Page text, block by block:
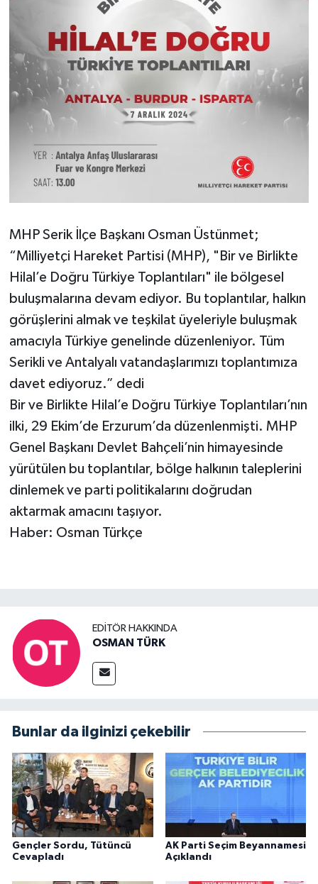
MHP Serik İlçe Başkanı Osman Üstünmet;
“Milliyetçi Hareket Partisi (MHP), "Bir ve Birlikte
Hilal’e Doğru Türkiye Toplantıları" ile bölgesel
buluşmalarına devam ediyor. Bu toplantılar, halkın
görüşlerini almak ve teşkilat üyeleriyle buluşmak
amacıyla Türkiye genelinde düzenleniyor. Tüm
Serikli ve Antalyalı vatandaşlarımızı toplantımıza
davet ediyoruz.” dedi
Bir ve Birlikte Hilal’e Doğru Türkiye Toplantıları’nın
ilki, 29 Ekim’de Erzurum’da düzenlenmişti. MHP
Genel Başkanı Devlet Bahçeli’nin himayesinde
yürütülen bu toplantılar, bölge halkının taleplerini
dinlemek ve parti politikalarını doğrudan
aktarmak amacını taşıyor.
Haber: Osman Türkçe
EDITÖR HAKKINDA
OSMAN TÜRK
Bunlar da ilginizi çekebilir
Gençler Sordu, Tütüncü
Cevapladı
AK Parti Seçim Beyannamesi
Açıklandı